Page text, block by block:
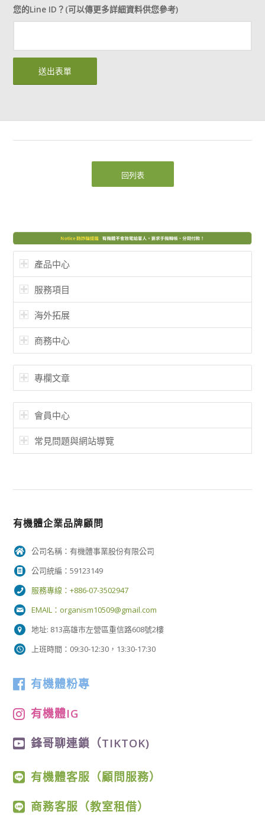
您的Line ID？(可以傳更多詳細資料供您參考)
回列表
產品中心
服務項目
海外拓展
商務中心
專欄文章
會員中心
常見問題與網站導覽
有機體企業品牌顧問
公司名稱：有機體事業股份有限公司
公司統編：59123149
服務專線：+886-07-3502947
EMAIL： organism10509@gmail.com
地址: 813高雄市左營區重信路608號2樓
上班時間：09:30-12:30，13:30-17:30
有機體粉專
有機體IG
鋒哥聊連鎖（TIKTOK)
有機體客服（顧問服務）
商務客服（教室租借）